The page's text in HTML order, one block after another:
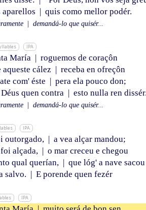
aparellos | quis como mellor podér.
demandá-lo que quisér...
IPA
María | roguemos de coraçôn
cález | receba en ofreçôn
com' éste | pera ela pouco don;
quen contra | esto nulla ren
demandá-lo que quisér...
IPA
outorgado, | a vea alçar mandou;
alçada, | o mar creceu e chegou
qual querían, | que lóg' a nave sacou
salvo. | E porende quen fezér
IPA